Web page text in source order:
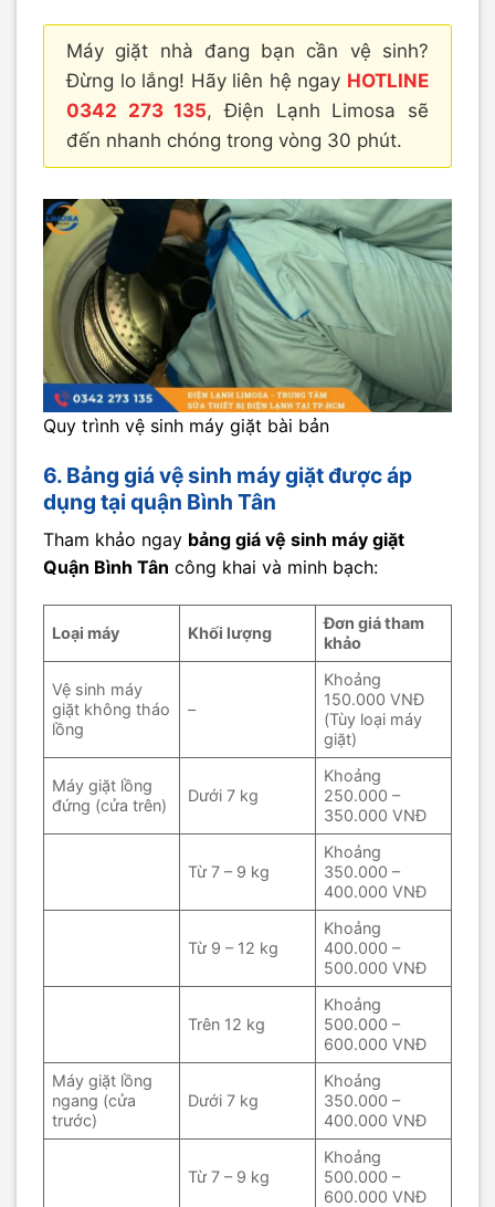
Máy giặt nhà đang bạn cần vệ sinh?
Đừng lo lắng! Hãy liên hệ ngay HOTLINE
0342 273 135, Điện Lạnh Limosa sẽ
đến nhanh chóng trong vòng 30 phút.
Quy trình vệ sinh máy giặt bài bản
6. Bảng giá vệ sinh máy giặt được áp
dụng tại quận Bình Tân
Tham khảo ngay bảng giá vệ sinh máy giặt
Quận Bình Tân công khai và minh bạch:
Loại máy Khối lượng
Đơn giá tham
khảo
Vệ sinh máy
giặt không tháo
lồng
–
Khoảng
150.000 VNĐ
(Tùy loại máy
giặt)
Máy giặt lồng
đứng (cửa trên)
Dưới 7 kg
Khoảng
250.000 –
350.000 VNĐ
Từ 7 – 9 kg
Khoảng
350.000 –
400.000 VNĐ
Từ 9 – 12 kg
Khoảng
400.000 –
500.000 VNĐ
Trên 12 kg
Khoảng
500.000 –
600.000 VNĐ
Máy giặt lồng
ngang (cửa
trước)
Dưới 7 kg
Khoảng
350.000 –
400.000 VNĐ
Từ 7 – 9 kg
Khoảng
500.000 –
600.000 VNĐ